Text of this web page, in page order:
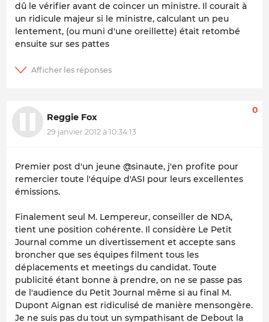
dû le vérifier avant de coincer un ministre. Il courait à
un ridicule majeur si le ministre, calculant un peu
lentement, (ou muni d'une oreillette) était retombé
ensuite sur ses pattes
Reggie Fox
29 janvier 2012 à 10:34:13
0
Premier post d'un jeune @sinaute, j'en profite pour
remercier toute l'équipe d'ASI pour leurs excellentes
émissions.
Finalement seul M. Lempereur, conseiller de NDA,
tient une position cohérente. Il considère Le Petit
Journal comme un divertissement et accepte sans
broncher que ses équipes filment tous les
déplacements et meetings du candidat. Toute
publicité étant bonne à prendre, on ne se passe pas
de l'audience du Petit Journal même si au final M.
Dupont Aignan est ridiculisé de manière mensongère.
Je ne suis pas du tout un sympathisant de Debout la